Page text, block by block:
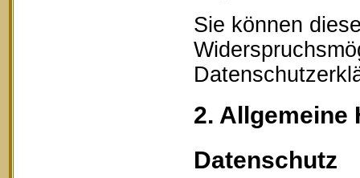
Sie können
2. Allgemeine
Datenschutz